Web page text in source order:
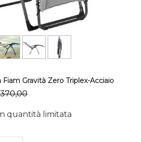
Gravità Zero Triplex-Acciaio
quantità limitata